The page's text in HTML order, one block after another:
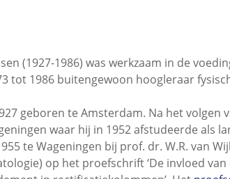
(1927-1986) was werkzaam in de
tot 1986 buitengewoon hoogleraar
geboren te Amsterdam. Na het volgen
waar hij in 1952 afstudeerde als
te Wageningen bij prof. dr. W.R. van
op het proefschrift ‘De invloed